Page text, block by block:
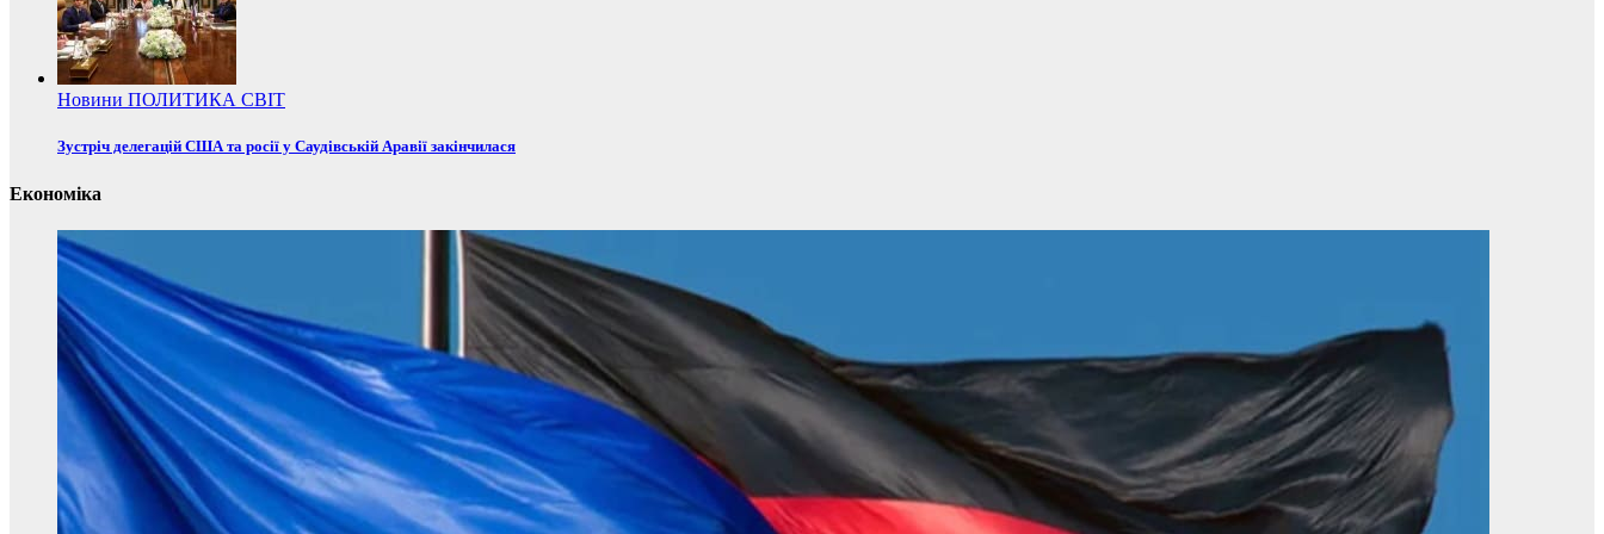
Новини ПОЛИТИКА СВІТ
Зустріч делегацій США та росії у Саудівській Аравії закінчилася
Економіка